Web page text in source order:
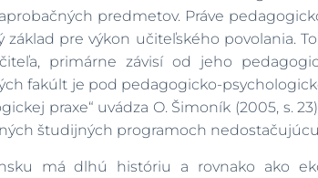
predmetov. Práve
pre výkon učiteľského povolania.
primárne závisí od jeho
fakúlt je pod pedagogicko-
praxe“ uvádza O. Šimoník (2005, s.
študijných programoch
má dlhú históriu a rovnako ako